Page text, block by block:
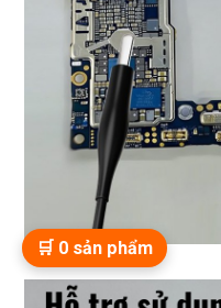
🛒 0 sản phẩm